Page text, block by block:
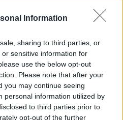
Information
sharing to third parties, or
sensitive information for
use the below opt-out
Please note that after your
you may continue seeing
personal information utilized by
to third parties prior to
opt-out of the further
(Târziu)